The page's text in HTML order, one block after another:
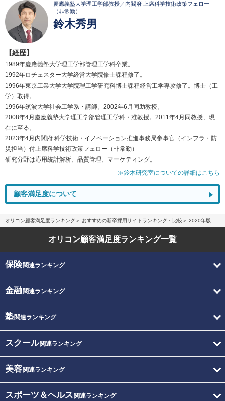
慶應義塾大学理工学部教授／内閣府 上席科学技術政策フェロー
（非常勤）
鈴木秀男
【経歴】
1989年慶應義塾大学理工学部管理工学科卒業。
1992年ロチェスター大学経営大学院修士課程修了。
1996年東京工業大学大学院理工学研究科博士課程経営工学専攻修了。博士（工
学）取得。
1996年筑波大学社会工学系・講師。2002年6月同助教授。
2008年4月慶應義塾大学理工学部管理工学科・准教授。2011年4月同教授、現
在に至る。
2023年4月内閣府 科学技術・イノベーション推進事務局参事官（インフラ・防
災担当）付上席科学技術政策フェロー（非常勤）
研究分野は応用統計解析、品質管理、マーケティング。
≫鈴木研究室についての詳細はこちら
顧客満足度について
オリコン顧客満足度ランキング おすすめの新卒採用サイトランキング・比較 2020年版
オリコン顧客満足度ランキング一覧
保険関連ランキング
金融関連ランキング
塾関連ランキング
スクール関連ランキング
美容関連ランキング
スポーツ＆ヘルス 関連ランキング